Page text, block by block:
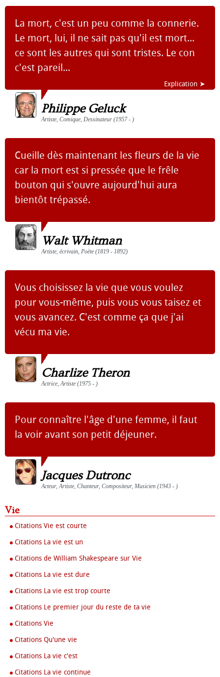
La mort, c'est un peu comme la connerie.
Le mort, lui, il ne sait pas qu'il est mort...
ce sont les autres qui sont tristes. Le con
c'est pareil...
Explication ➤
Philippe Geluck
Artiste, Comique, Dessinateur (1957 - )
Cueille dès maintenant les fleurs de la vie
car la mort est si pressée que le frêle
bouton qui s'ouvre aujourd'hui aura
bientôt trépassé.
Walt Whitman
Artiste, écrivain, Poète (1819 - 1892)
Vous choisissez la vie que vous voulez
pour vous-même, puis vous vous taisez et
vous avancez. C'est comme ça que j'ai
vécu ma vie.
Charlize Theron
Actrice, Artiste (1975 - )
Pour connaître l'âge d'une femme, il faut
la voir avant son petit déjeuner.
Jacques Dutronc
Acteur, Artiste, Chanteur, Compositeur, Musicien (1943 - )
Vie
Citations Vie est courte
Citations La vie est un
Citations de William Shakespeare sur Vie
Citations La vie est dure
Citations La vie est trop courte
Citations Le premier jour du reste de ta vie
Citations Vie
Citations Qu'une vie
Citations La vie c'est
Citations La vie continue